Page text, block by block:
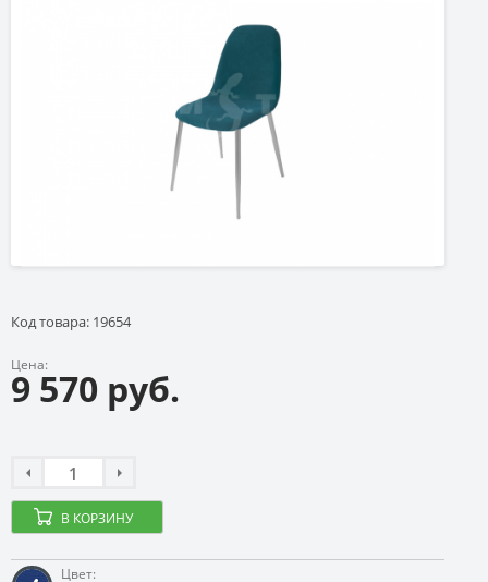
Код товара: 19654
Цена:
9 570 руб.
В КОРЗИНУ
Цвет: